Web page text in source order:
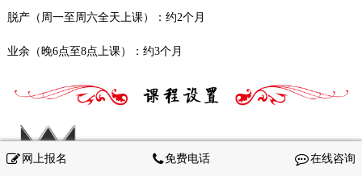
脱产（周一至周六全天上课）：约2个月
业余（晚6点至8点上课）：约3个月
（一）机械制图基本理论
网上报名 免费电话 在线咨询